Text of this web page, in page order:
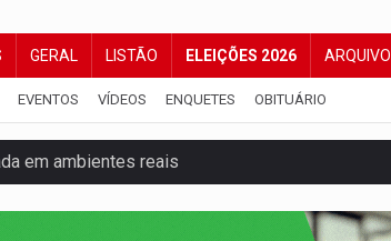
GERAL LISTÃO ELEIÇÕES 2026 ARQUIVO
EVENTOS VÍDEOS ENQUETES OBITUÁRIO
em ambientes reais
nuclear espacial